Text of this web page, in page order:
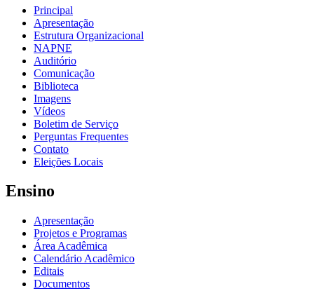
Principal
Apresentação
Estrutura Organizacional
NAPNE
Auditório
Comunicação
Biblioteca
Imagens
Vídeos
Boletim de Serviço
Perguntas Frequentes
Contato
Eleições Locais
Ensino
Apresentação
Projetos e Programas
Área Acadêmica
Calendário Acadêmico
Editais
Documentos